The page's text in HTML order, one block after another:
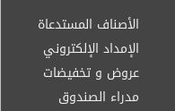
الأصناف المستدعاة
الإمداد الإلكتروني
عروض و تخفيضات
مدراء الصندوق